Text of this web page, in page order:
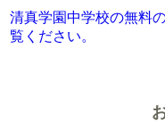
清真学園中学校の無料
覧ください。